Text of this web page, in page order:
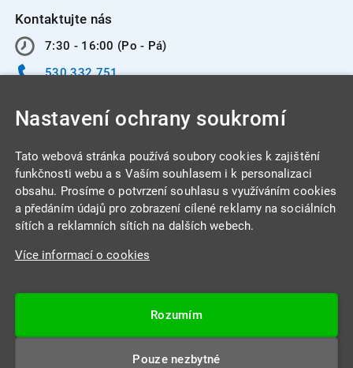
Kontaktujte nás
7:30 - 16:00 (Po - Pá)
530 332 751
INTEGRA CENTRUM s.r.o.
Jabloňová 662/7
Datová schránka: 4beca6d
Nastavení ochrany soukromí
Tato webová stránka používá soubory cookies k zajištění
funkčnosti webu a s Vaším souhlasem i k personalizaci
obsahu. Prosíme o potvrzení souhlasu s využíváním cookies
a předáním údajů pro zobrazení cílené reklamy na sociálních
sítích a reklamních sítích na dalších webech.
Více informací o cookies
Rozumím
Pouze nezbytné